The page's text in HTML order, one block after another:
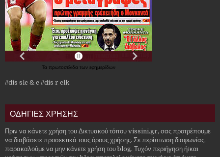
Τα πρωτοσέλιδα των εφημερίδων
//dis slc & c //dis r clk
ΟΔΗΓΙΕΣ ΧΡΗΣΗΣ
Πριν να κάνετε χρήση του Δικτυακού τόπου vissini.gr, σας προτρέπουμε
να διαβάσετε προσεκτικά τους όρους χρήσης. Σε περίπτωση διαφωνίας,
παρακαλούμε να μην κάνετε χρήση του blog. Τυχόν περιήγηση ή/και